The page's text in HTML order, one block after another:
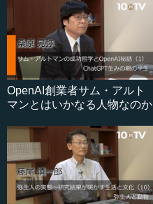
OpenAI創業者サム・アルト
マンとはいかなる人物なのか